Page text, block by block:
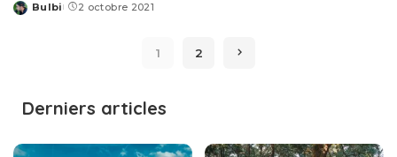
Posted
Bulbi 2 octobre 2021
1 2
Derniers articles